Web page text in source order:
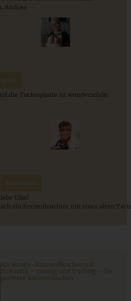
Marmorkuchen mit Apfel
- die einfachste Zitronencreme in
Andrea
die Tortenplatte ist wunderschön.
Antworten
Elke!
ein Kerzenleuchter mit einer alten
Aprikosen-Schmandkuchen mit
Streuseln – cremig und fruchtig – der
perfekte Sommerkuchen